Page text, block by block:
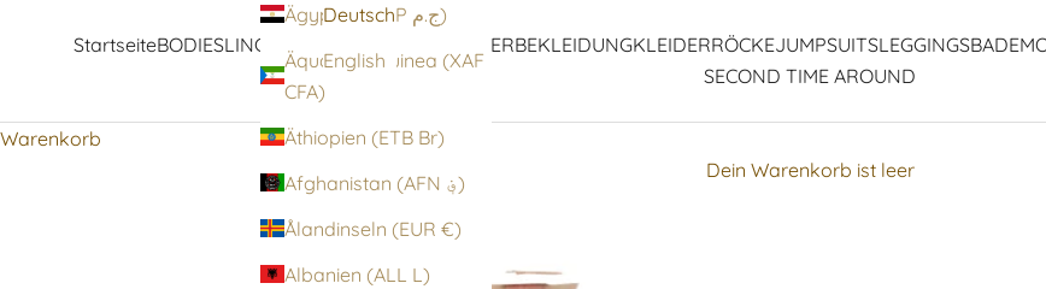
StartseiteBODIESLINGERIE OBERBEKLEIDUNGKLEIDERRÖCKEJUMPSUITSLEGGINGS
SECOND TIME AROUND
Ägypten (EGP ج.م)
Äquatorialguinea (XAF
CFA)
Äthiopien (ETB Br)
Afghanistan (AFN ؋)
Ålandinseln (EUR €)
Albanien (ALL L)
Deutsch
English
Warenkorb
Dein Warenkorb ist leer